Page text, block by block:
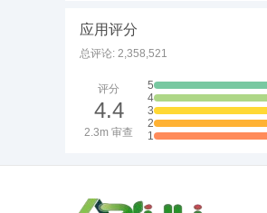
应用评分
总评论: 2,358,521
评分
4.4
2.3m 审查
5
4
3
2
1